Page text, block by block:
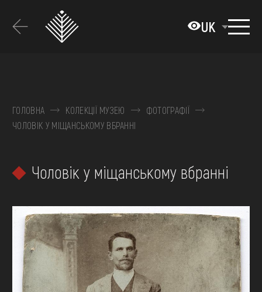
основного
UK
КОЛЕКЦІЇ
ВИСТАВКИ ТА ПОДІЇ
ВІДВІДАТИ
НАВЧИТИСЯ
ПОСЛУГИ
FAQ
ОНЛАЙН-КРАМНИЦЯ
ГОЛОВНА КОЛЕКЦІЇ МУЗЕЮ
ФОТОГРАФІЇ
ЧОЛОВІК У МІЩАНСЬКОМУ ВБРАННІ
Чоловік у міщанському вбранні